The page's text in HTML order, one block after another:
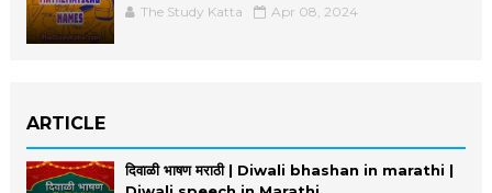
The Study Katta Apr 08, 2024
ARTICLE
दिवाळी भाषण मराठी | Diwali bhashan in marathi |